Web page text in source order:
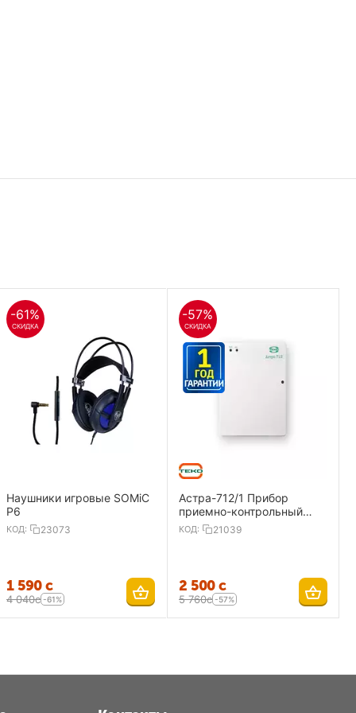
-61%
СКИДКА
Наушники игровые SOMiC
P6
КОД: 23073
1 590с
4 040с -61%
-57%
СКИДКА
Астра-712/1 Прибор
приемно-контрольный
охранно-пожарный 1
ШС,ИП
КОД: 21039
2 500с
5 760с -57%